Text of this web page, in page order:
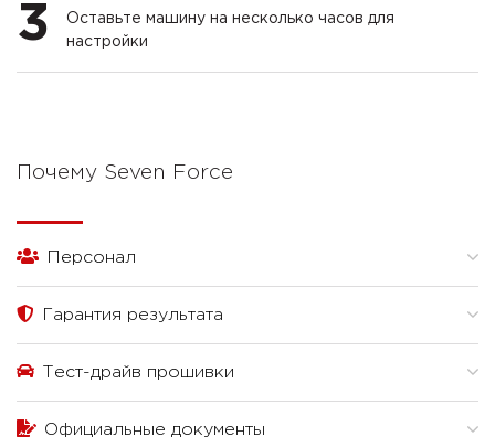
3
Оставьте машину на несколько часов для
настройки
Почему Seven Force
Персонал
Гарантия результата
Тест-драйв прошивки
Официальные документы